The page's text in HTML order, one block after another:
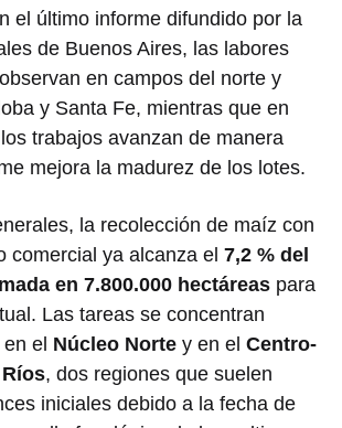
el último informe difundido por la
de Buenos Aires, las labores
en campos del norte y
y Santa Fe, mientras que en
trabajos avanzan de manera
mejora la madurez de los lotes.
la recolección de maíz con
comercial ya alcanza el 7,2 % del
en 7.800.000 hectáreas para
Las tareas se concentran
el Núcleo Norte y en el Centro-
, dos regiones que suelen
iniciales debido a la fecha de